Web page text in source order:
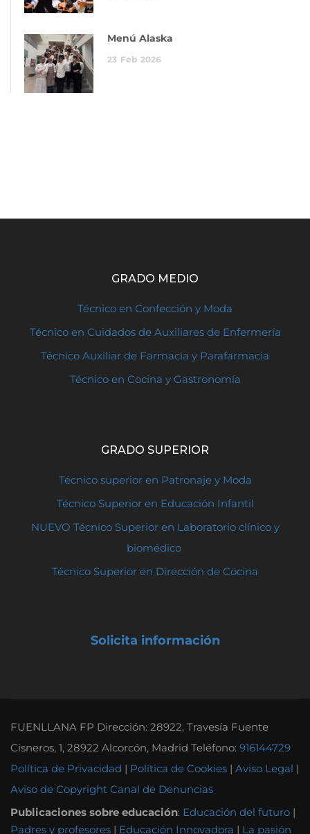
Menú Alaska
23 Feb 2026
GRADO MEDIO
Técnico en Confección y Moda
Técnico en Cuidados de Auxiliares de Enfermería
Técnico Auxiliar de Farmacia y Parafarmacia
Técnico en Cocina y Gastronomía
GRADO SUPERIOR
Técnico superior en Patronaje y Moda
Técnico Superior en Educación Infantil
NUEVO Técnico Superior en Laboratorio clínico y
biomédico
Técnico Superior en Dirección de Cocina
Solicita información
FUENLLANA FP Dirección: 28922, Travesía Fuente
Cisneros, 1, 28922 Alcorcón, Madrid Teléfono: 916144729
Política de Privacidad | Política de Cookies | Aviso Legal |
Aviso de Copyright Canal de Denuncias
Publicaciones sobre educación: Educación del futuro |
Padres y profesores | Educación Innovadora | La pasión